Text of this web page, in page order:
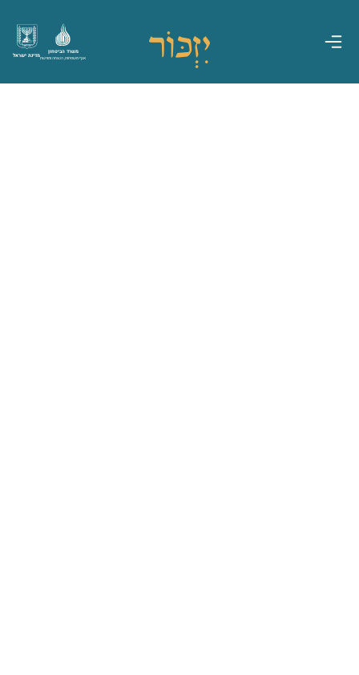
מדינת ישראל
משרד הביטחון
אגף משפחות, הנצחה ומורשת